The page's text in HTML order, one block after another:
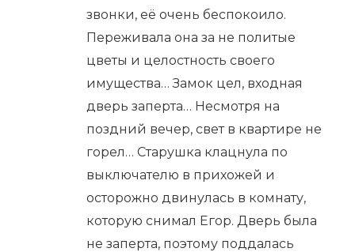
звонки, её очень беспокоило.
Переживала она за не политые
цветы и целостность своего
имущества… Замок цел, входная
дверь заперта… Несмотря на
поздний вечер, свет в квартире не
горел… Старушка клацнула по
выключателю в прихожей и
осторожно двинулась в комнату,
которую снимал Егор. Дверь была
не заперта, поэтому поддалась